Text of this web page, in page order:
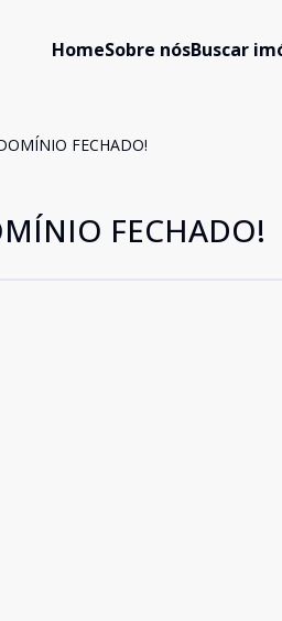
HomeSobre nósBuscar
FECHADO!
FECHADO!